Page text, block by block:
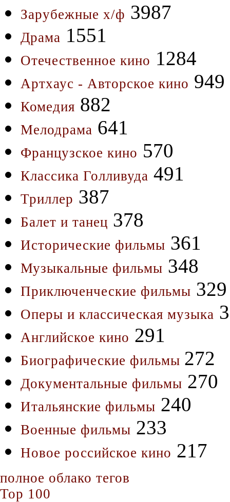
Зарубежные х/ф 3987
Драма 1551
Отечественное кино 1284
Артхаус - Авторское кино 949
Комедия 882
Мелодрама 641
Французское кино 570
Классика Голливуда 491
Триллер 387
Балет и танец 378
Исторические фильмы 361
Музыкальные фильмы 348
Приключенческие фильмы 329
Оперы и классическая музыка
Английское кино 291
Биографические фильмы 272
Документальные фильмы 270
Итальянские фильмы 240
Военные фильмы 233
Новое российское кино 217
полное облако тегов
Top 100